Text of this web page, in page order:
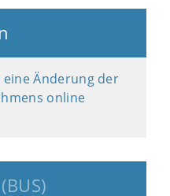
Änderung der
online
(BUS)